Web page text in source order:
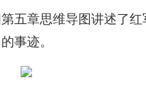
五章思维导图讲述了
事迹。